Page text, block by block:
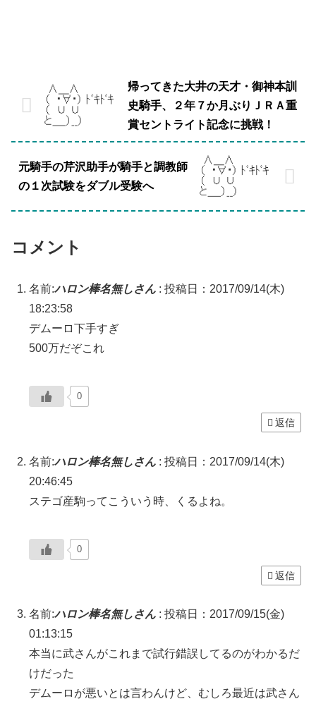
帰ってきた大井の天才・御神本訓
史騎手、２年７か月ぶりＪＲＡ重
賞セントライト記念に挑戦！
元騎手の芹沢助手が騎手と調教師
の１次試験をダブル受験へ
コメント
名前:ハロン棒名無しさん : 投稿日：2017/09/14(木)
18:23:58
デムーロ下手すぎ
500万だぞこれ
0
返信
名前:ハロン棒名無しさん : 投稿日：2017/09/14(木)
20:46:45
ステゴ産駒ってこういう時、くるよね。
0
返信
名前:ハロン棒名無しさん : 投稿日：2017/09/15(金)
01:13:15
本当に武さんがこれまで試行錯誤してるのがわかるだ
けだった
デムーロが悪いとは言わんけど、むしろ最近は武さん